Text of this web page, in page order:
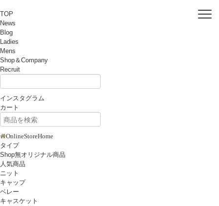
TOP
News
Blog
Ladies
Mens
Shop＆Company
Recruit
インスタグラム
カート
OnlineStoreHome
タイプ
Shop無オリジナル商品
人気商品
ニット
キャップ
ベレー
キャスケット